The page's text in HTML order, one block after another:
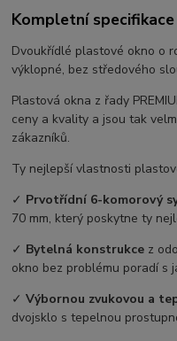
Kompletní specifikace
Dvoukřídlé plastové okno o
výklopné, bez středového
Plastová okna z řady
ceny a kvality a jsou tak
zákazníků.
Ty nejlepší vlastnosti
✓ Prvotřídní 6-komorový
70 mm, který poskytne ty
✓ Bytelná konstrukce z
okno bez problému poradí s
✓Výbornou zvukovou a
dvojsklo s tepelnou